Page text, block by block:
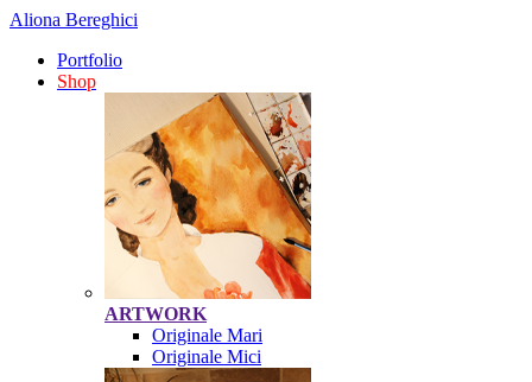
Aliona Bereghici
Portfolio
Shop
ARTWORK
Originale Mari
Originale Mici